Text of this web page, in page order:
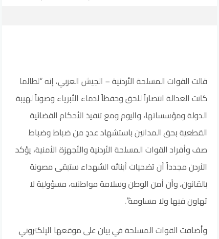
قالت القوات المسلحة الأردنية – الجيش العربي، إنه “لطالما
كانت العدالة انتصاراً للحق وحفظاً لدماء الأبرياء وصوناً لهيبة
الدولة ومؤسساتها، واليوم ومع تنفيذ الأحكام القضائية
القطعية بحق المدانين باستشهاد عددٍ من ضباط وضباط
صف وأفراد القوات المسلحة الأردنية والأجهزة الأمنية، يؤكد
الأردن مجدداً أن تضحيات أبنائه الشهداء ستبقى مصونة
بالقانون، وأن أمن الوطن وسلامة مواطنيه، مسؤولية لا
تهاون فيها ولا مساومة”.
وأضافت القوات المسلحة في بيان على موقعها الإلكتروني